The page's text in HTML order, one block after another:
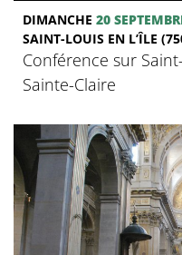
DIMANCHE 20
SAINT-LOUIS EN L’ÎLE
Conférence sur
Sainte-Claire